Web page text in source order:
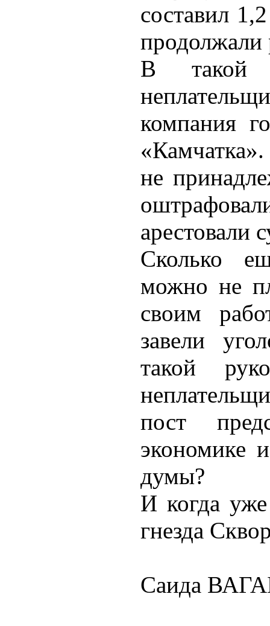
составил
продолжали
В такой
компания
не
арестовали
Сколько
можно не
своим
завели
такой
пост
экономике
думы?
И когда
гнезда
Саида